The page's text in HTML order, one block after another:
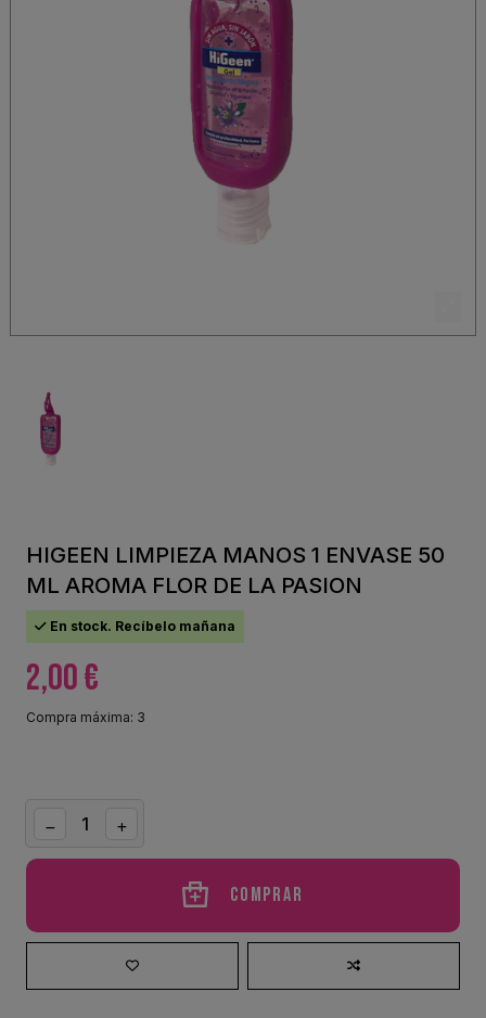
HIGEEN LIMPIEZA MANOS 1 ENVASE 50
ML AROMA FLOR DE LA PASION
En stock. Recíbelo mañana
2,00 €
Compra máxima: 3
Comprar